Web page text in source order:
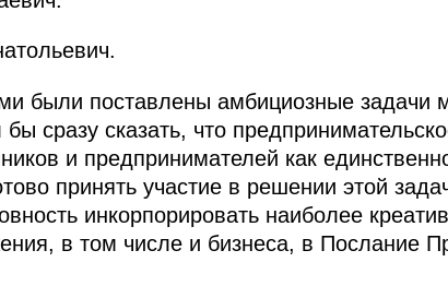
были поставлены амбициозные задачи
сразу сказать, что
и предпринимателей как
принять участие в решении этой
инкорпорировать наиболее
в том числе и бизнеса, в Послание